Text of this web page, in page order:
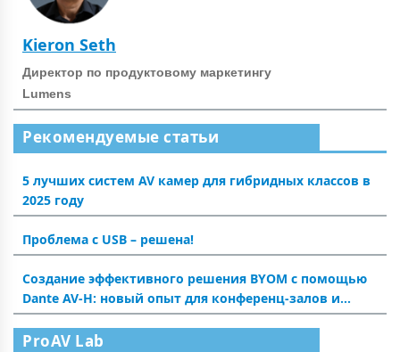
Kieron Seth
Директор по продуктовому маркетингу
Lumens
Рекомендуемые статьи
5 лучших систем AV камер для гибридных классов в
2025 году
Проблема с USB – решена!
Создание эффективного решения BYOM с помощью
Dante AV-H: новый опыт для конференц-залов и
аудиторий
ProAV Lab